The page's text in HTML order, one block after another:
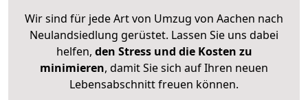
Wir sind für jede Art von Umzug von Aachen nach
Neulandsiedlung gerüstet. Lassen Sie uns dabei
helfen, den Stress und die Kosten zu
minimieren, damit Sie sich auf Ihren neuen
Lebensabschnitt freuen können.